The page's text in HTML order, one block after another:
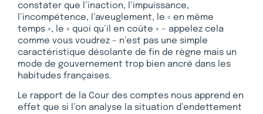
constater que l’inaction, l’impuissance,
l’incompétence, l’aveuglement, le « en même
temps », le « quoi qu’il en coûte » – appelez cela
comme vous voudrez – n’est pas une simple
caractéristique désolante de fin de règne mais un
mode de gouvernement trop bien ancré dans les
habitudes françaises.
Le rapport de la Cour des comptes nous apprend en
effet que si l’on analyse la situation d’endettement